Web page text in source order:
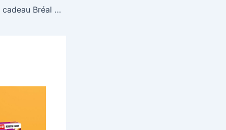
Gagnez une carte cadeau Bréal d’une valeur de 500€